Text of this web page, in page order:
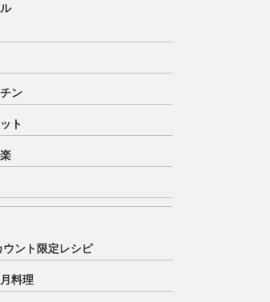
ン
ト
ント限定レシピ
料理